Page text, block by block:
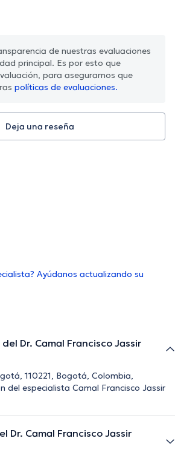
de nuestras evaluaciones
principal. Es por esto que
para asegurarnos que
políticas de evaluaciones.
Deja una reseña
Ayúdanos actualizando su
Dr. Camal Francisco Jassir
110221, Bogotá, Colombia,
del especialista Camal Francisco Jassir
Dr. Camal Francisco Jassir